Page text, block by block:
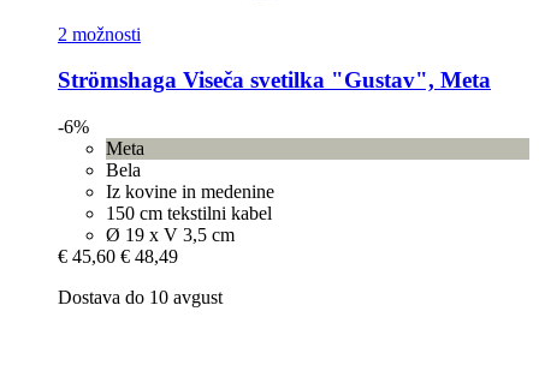
2 možnosti
Strömshaga Viseča svetilka "Gustav", Meta
-6%
Meta
Bela
Iz kovine in medenine
150 cm tekstilni kabel
Ø 19 x V 3,5 cm
€ 45,60 € 48,49
Dostava do 10 avgust